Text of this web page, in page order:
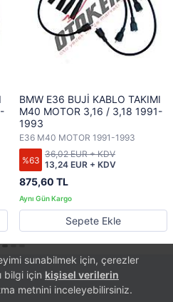
sunabilmek için, çerezler
bilgi için kişisel verilerin
metnini inceleyebilirsiniz.
BMW E36 BUJİ KABLO TAKIMI
M40 MOTOR 3,16 / 3,18 1991-
1993
E36 M40 MOTOR 1991-1993
%63
875,60 TL
13,24 EUR + KDV
36,02 EUR + KDV
Sepete Ekle